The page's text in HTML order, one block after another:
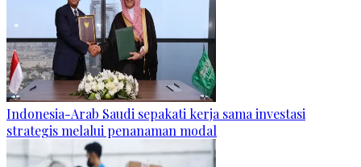
Indonesia-Arab Saudi sepakati kerja sama investasi
strategis melalui penanaman modal